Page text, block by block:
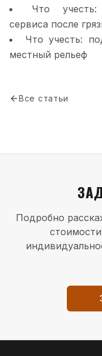
Что учесть:
сервиса после
Что учесть:
местный рельеф
Все статьи
Подробно